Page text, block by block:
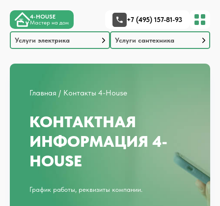
4-HOUSE
Мастер на дом
+7 (495) 157-81-93
Услуги электрика Услуги сантехника
Главная Контакты 4-House
КОНТАКТНАЯ
ИНФОРМАЦИЯ 4-
HOUSE
График работы, реквизиты компании.